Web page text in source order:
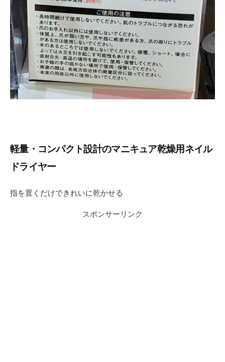
軽量・コンパクト設計のマニキュア乾燥用ネイル
ドライヤー
指を置くだけできれいに乾かせる
スポンサーリンク